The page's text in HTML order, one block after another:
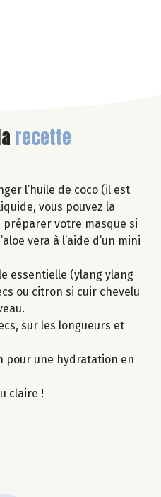
recette
l’huile de coco (il est
vous pouvez la
votre masque si
vera à l’aide d’un mini
essentielle (ylang ylang
ou citron si cuir chevelu
sur les longueurs et
pour une hydratation en
claire !